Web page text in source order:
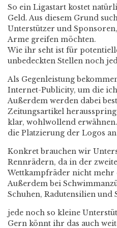
So ein Ligastart kostet
Geld. Aus diesem Grund
Unterstützer und
Arme greifen möchten.
Wie ihr seht ist für
unbedeckten Stellen noch
Als Gegenleistung
Internet-Publicity, um die
Außerdem werden dabei
Zeitungsartikel
klar, wohlwollend
die Platzierung der Logos
Konkret brauchen wir
Rennrädern, da in der
Wettkampfräder nicht mehr
Außerdem bei
Schuhen, Radutensilien und
jede noch so kleine
Gern könnt ihr das auch